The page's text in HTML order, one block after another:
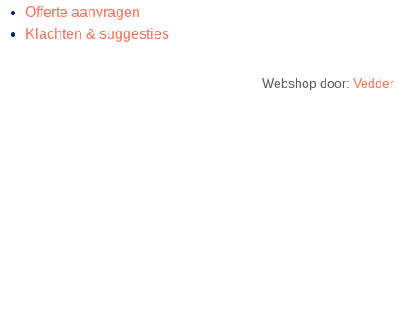
Offerte aanvragen
Klachten & suggesties
Webshop door: Vedder